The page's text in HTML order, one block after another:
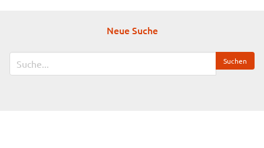
Neue Suche